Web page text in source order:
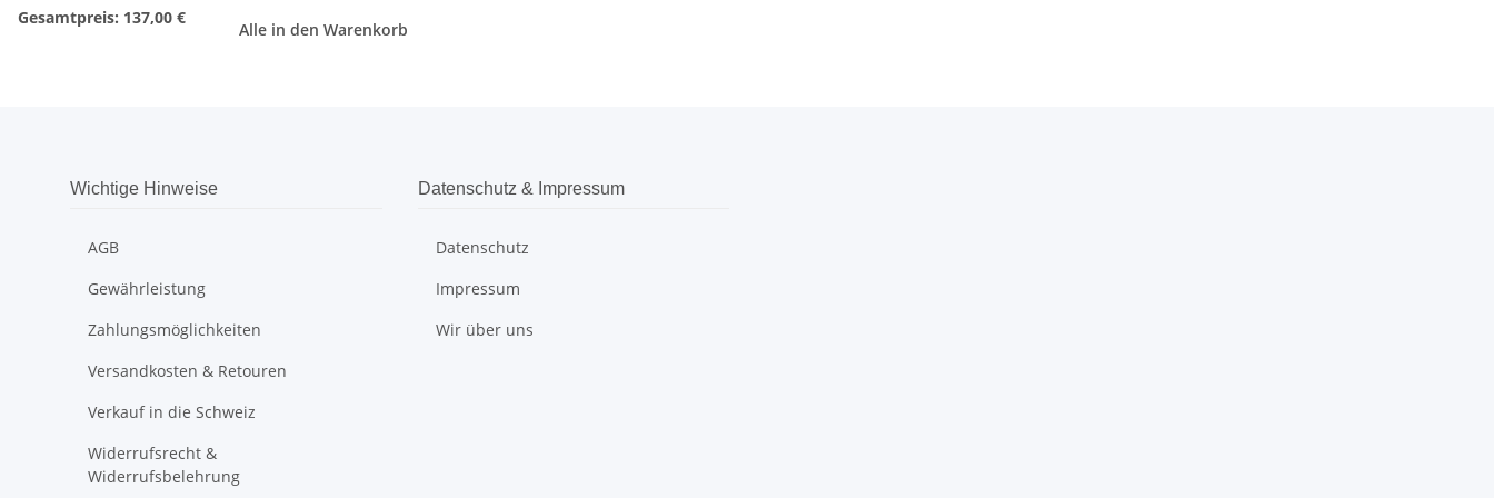
Gesamtpreis: 137,00 €
Alle in den Warenkorb
Wichtige Hinweise
AGB
Gewährleistung
Zahlungsmöglichkeiten
Versandkosten & Retouren
Verkauf in die Schweiz
Widerrufsrecht &
Widerrufsbelehrung
Datenschutz & Impressum
Datenschutz
Impressum
Wir über uns